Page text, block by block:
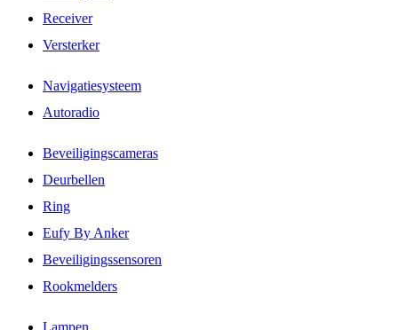
Receiver
Versterker
Navigatiesysteem
Autoradio
Beveiligingscameras
Deurbellen
Ring
Eufy By Anker
Beveiligingssensoren
Rookmelders
Lampen